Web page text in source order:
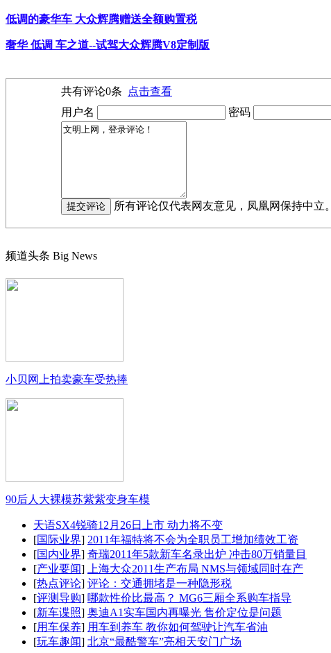
低调的豪华车 大众辉腾赠送全额购置税
奢华 低调 车之道--试驾大众辉腾V8定制版
共有评论0条
点击查看
用户名
密码
所有评论仅代表网友意见，凤凰网保持中立。
频道头条 Big News
小贝网上拍卖豪车受热捧
90后人大裸模苏紫紫变身车模
天语SX4锐骑12月26日上市 动力将不变
[国际业界] 2011年福特将不会为全职员工增加绩效工资
[国内业界] 奇瑞2011年5款新车名录出炉 冲击80万销量目
[产业要闻]
上海大众2011生产布局 NMS与领域同时在产
[热点评论] 评论：交通拥堵是一种隐形税
[评测导购] 哪款性价比最高？ MG6三厢全系购车指导
[新车谍照] 奥迪A1实车国内再曝光 售价定位是问题
[用车保养] 用车到养车 教你如何驾驶让汽车省油
[玩车趣闻] 北京“最酷警车”亮相天安门广场